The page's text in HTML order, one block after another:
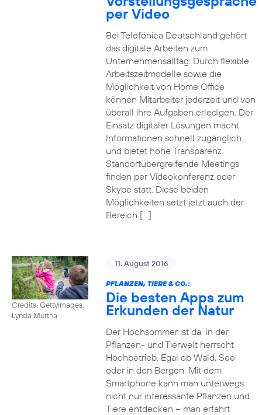
per Video
Bei Telefónica Deutschland gehört
das digitale Arbeiten zum
Unternehmensalltag: Durch flexible
Arbeitszeitmodelle sowie die
Möglichkeit von Home Office
können Mitarbeiter jederzeit und von
überall ihre Aufgaben erledigen. Der
Einsatz digitaler Lösungen macht
Informationen schnell zugänglich
und bietet hohe Transparenz.
Standortübergreifende Meetings
finden per Videokonferenz oder
Skype statt. Diese beiden
Möglichkeiten setzt jetzt auch der
Bereich […]
Credits: Gettyimages,
Lynda Murtha
11. August 2016
PFLANZEN, TIERE & CO.:
Die besten Apps zum
Erkunden der Natur
Der Hochsommer ist da. In der
Pflanzen- und Tierwelt herrscht
Hochbetrieb. Egal ob Wald, See
oder in den Bergen: Mit dem
Smartphone kann man unterwegs
nicht nur interessante Pflanzen und
Tiere entdecken – man erfährt